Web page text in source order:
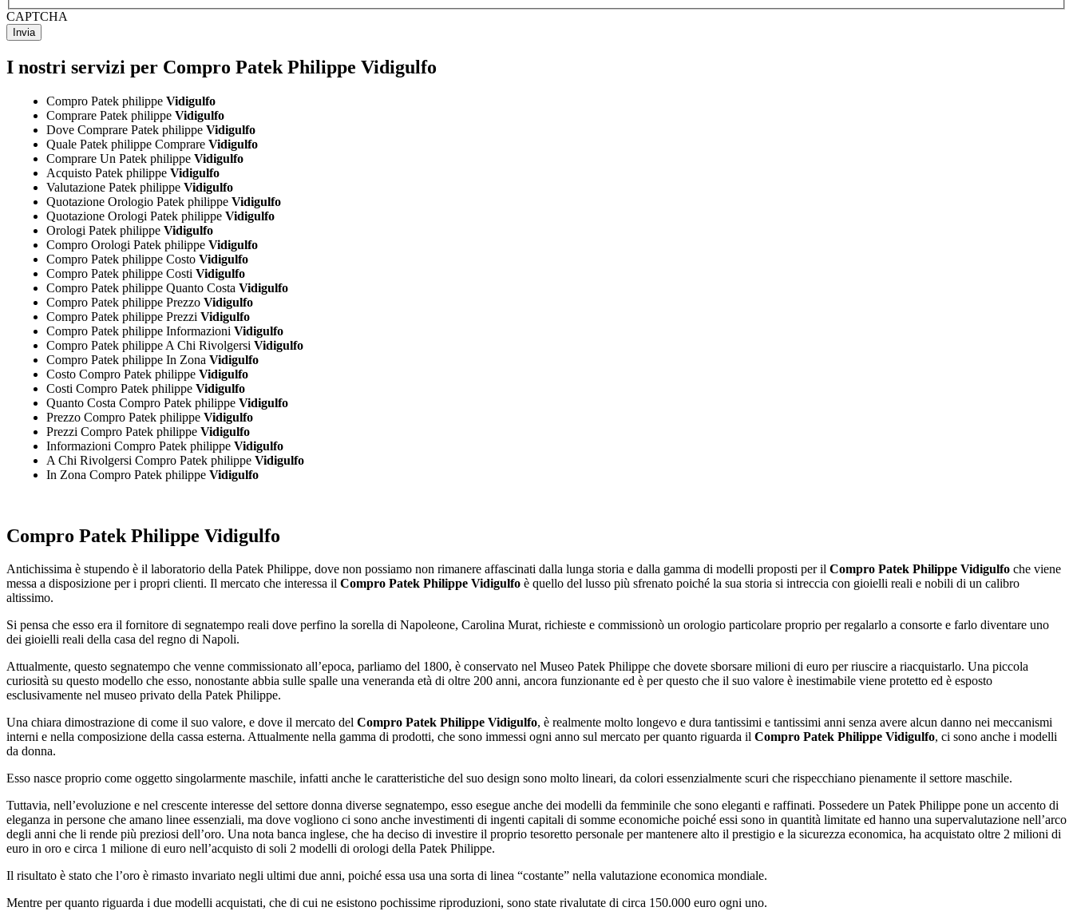
CAPTCHA
I nostri servizi per Compro Patek Philippe Vidigulfo
Compro Patek philippe Vidigulfo
Comprare Patek philippe Vidigulfo
Dove Comprare Patek philippe Vidigulfo
Quale Patek philippe Comprare Vidigulfo
Comprare Un Patek philippe Vidigulfo
Acquisto Patek philippe Vidigulfo
Valutazione Patek philippe Vidigulfo
Quotazione Orologio Patek philippe Vidigulfo
Quotazione Orologi Patek philippe Vidigulfo
Orologi Patek philippe Vidigulfo
Compro Orologi Patek philippe Vidigulfo
Compro Patek philippe Costo Vidigulfo
Compro Patek philippe Costi Vidigulfo
Compro Patek philippe Quanto Costa Vidigulfo
Compro Patek philippe Prezzo Vidigulfo
Compro Patek philippe Prezzi Vidigulfo
Compro Patek philippe Informazioni Vidigulfo
Compro Patek philippe A Chi Rivolgersi Vidigulfo
Compro Patek philippe In Zona Vidigulfo
Costo Compro Patek philippe Vidigulfo
Costi Compro Patek philippe Vidigulfo
Quanto Costa Compro Patek philippe Vidigulfo
Prezzo Compro Patek philippe Vidigulfo
Prezzi Compro Patek philippe Vidigulfo
Informazioni Compro Patek philippe Vidigulfo
A Chi Rivolgersi Compro Patek philippe Vidigulfo
In Zona Compro Patek philippe Vidigulfo
Compro Patek Philippe Vidigulfo
Antichissima è stupendo è il laboratorio della Patek Philippe, dove non possiamo non rimanere affascinati dalla lunga storia e dalla gamma di modelli proposti per il Compro Patek Philippe Vidigulfo che viene
messa a disposizione per i propri clienti. Il mercato che interessa il Compro Patek Philippe Vidigulfo è quello del lusso più sfrenato poiché la sua storia si intreccia con gioielli reali e nobili di un calibro
altissimo.
Si pensa che esso era il fornitore di segnatempo reali dove perfino la sorella di Napoleone, Carolina Murat, richieste e commissionò un orologio particolare proprio per regalarlo a consorte e farlo diventare uno
dei gioielli reali della casa del regno di Napoli.
Attualmente, questo segnatempo che venne commissionato all’epoca, parliamo del 1800, è conservato nel Museo Patek Philippe che dovete sborsare milioni di euro per riuscire a riacquistarlo. Una piccola
curiosità su questo modello che esso, nonostante abbia sulle spalle una veneranda età di oltre 200 anni, ancora funzionante ed è per questo che il suo valore è inestimabile viene protetto ed è esposto
esclusivamente nel museo privato della Patek Philippe.
Una chiara dimostrazione di come il suo valore, e dove il mercato del Compro Patek Philippe Vidigulfo, è realmente molto longevo e dura tantissimi e tantissimi anni senza avere alcun danno nei meccanismi
interni e nella composizione della cassa esterna. Attualmente nella gamma di prodotti, che sono immessi ogni anno sul mercato per quanto riguarda il Compro Patek Philippe Vidigulfo, ci sono anche i modelli
da donna.
Esso nasce proprio come oggetto singolarmente maschile, infatti anche le caratteristiche del suo design sono molto lineari, da colori essenzialmente scuri che rispecchiano pienamente il settore maschile.
Tuttavia, nell’evoluzione e nel crescente interesse del settore donna diverse segnatempo, esso esegue anche dei modelli da femminile che sono eleganti e raffinati. Possedere un Patek Philippe pone un accento di
eleganza in persone che amano linee essenziali, ma dove vogliono ci sono anche investimenti di ingenti capitali di somme economiche poiché essi sono in quantità limitate ed hanno una supervalutazione nell’arco
degli anni che li rende più preziosi dell’oro. Una nota banca inglese, che ha deciso di investire il proprio tesoretto personale per mantenere alto il prestigio e la sicurezza economica, ha acquistato oltre 2 milioni di
euro in oro e circa 1 milione di euro nell’acquisto di soli 2 modelli di orologi della Patek Philippe.
Il risultato è stato che l’oro è rimasto invariato negli ultimi due anni, poiché essa usa una sorta di linea “costante” nella valutazione economica mondiale.
Mentre per quanto riguarda i due modelli acquistati, che di cui ne esistono pochissime riproduzioni, sono state rivalutate di circa 150.000 euro ogni uno.